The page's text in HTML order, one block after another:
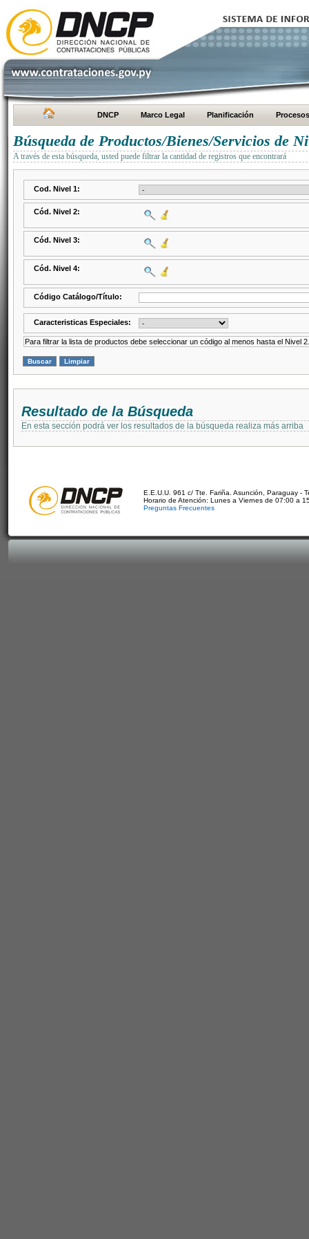
DNCP Marco Legal Planificación Procesos
Búsqueda de Productos/Bienes/Servicios de
A través de esta búsqueda, usted puede filtrar la cantidad de registros que encontrará
Cod. Nivel 1:
Cód. Nivel 2:
Cód. Nivel 3:
Cód. Nivel 4:
Código Catálogo/Título:
Caracteristicas Especiales:
Para filtrar la lista de productos debe seleccionar un código al menos hasta el Nivel 2.
Resultado de la Búsqueda
En esta sección podrá ver los resultados de la búsqueda realiza más arriba
E.E.U.U. 961 c/ Tte. Fariña. Asunción, Paraguay -
Horario de Atención: Lunes a Viernes de 07:00 a
Preguntas Frecuentes